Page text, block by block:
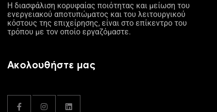
Η διασφάλιση κορυφαίας ποιότητας και μείωση του
ενεργειακού αποτυπώματος και του λειτουργικού
κόστους της επιχείρησης, είναι στο επίκεντρο του
τρόπου με τον οποίο εργαζόμαστε.
Ακολουθήστε μας